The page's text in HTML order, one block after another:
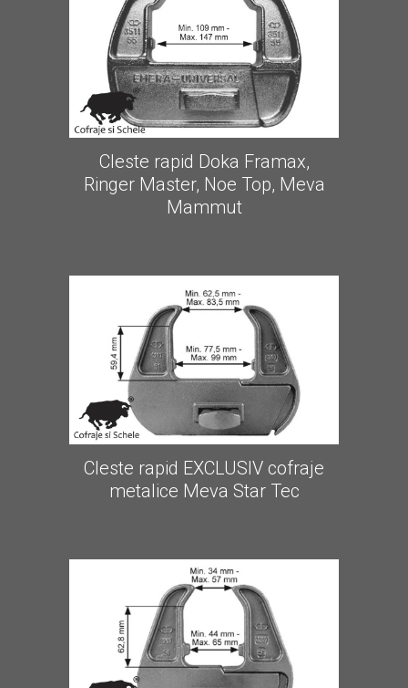
Cleste rapid Doka Framax,
Ringer Master, Noe Top, Meva
Mammut
Cleste rapid EXCLUSIV cofraje
metalice Meva Star Tec